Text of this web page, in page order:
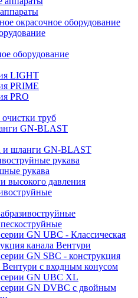
окрасочное оборудование
оборудование
LIGHT
PRIME
PRO
труб
GN-BLAST
и шланги GN-BLAST
рукава
рукава
высокого давления
GN UBC - Классическая
канала Вентури
GN SBC - конструкция
Вентури c входным конусом
GN UBC XL
GN DVBC с двойным